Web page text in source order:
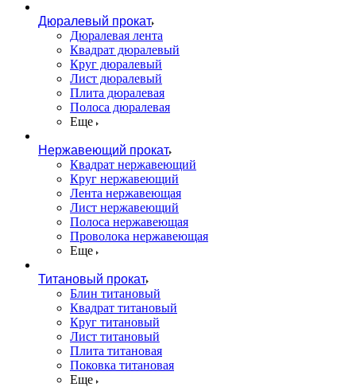
Дюралевый прокат
Дюралевая лента
Квадрат дюралевый
Круг дюралевый
Лист дюралевый
Плита дюралевая
Полоса дюралевая
Еще
Нержавеющий прокат
Квадрат нержавеющий
Круг нержавеющий
Лента нержавеющая
Лист нержавеющий
Полоса нержавеющая
Проволока нержавеющая
Еще
Титановый прокат
Блин титановый
Квадрат титановый
Круг титановый
Лист титановый
Плита титановая
Поковка титановая
Еще